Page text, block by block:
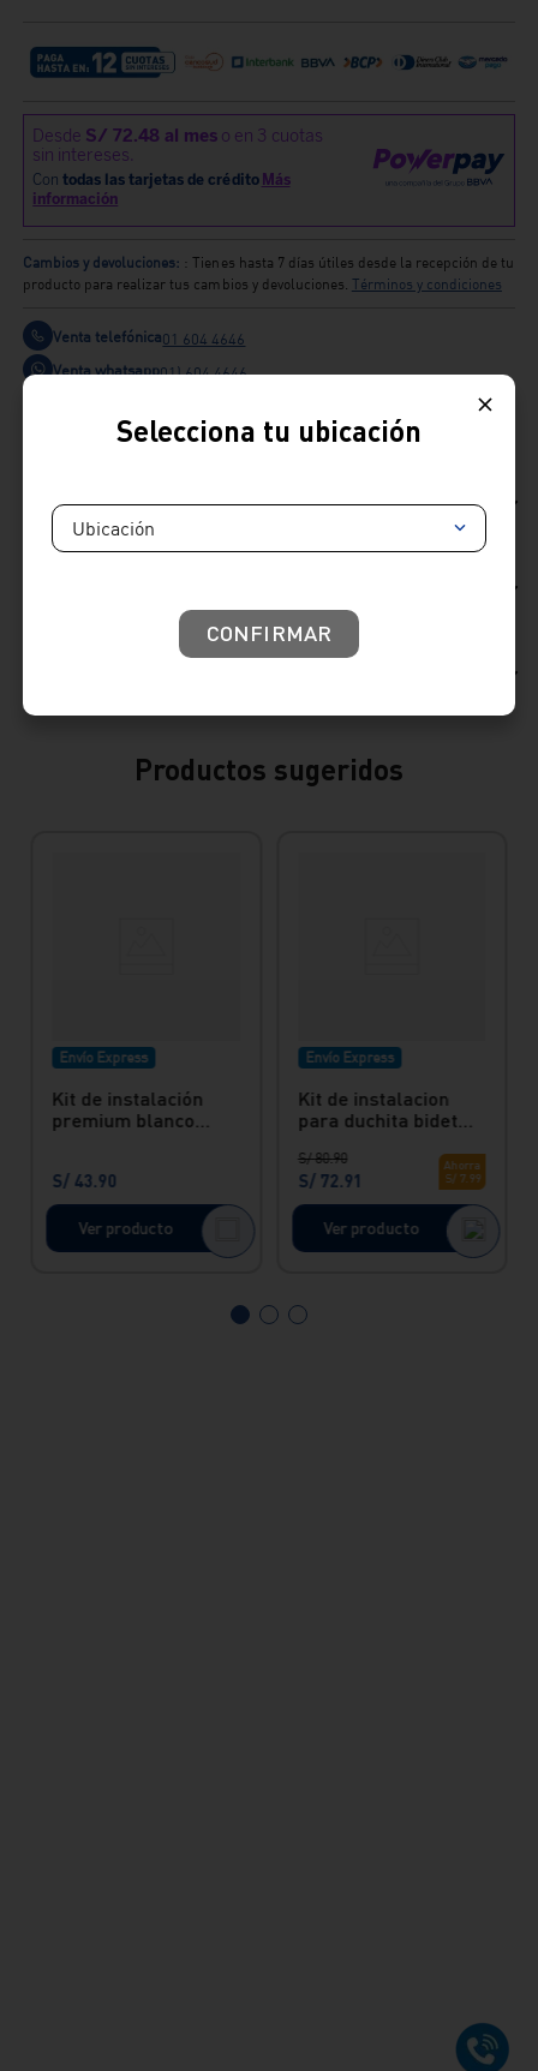
Cambios y devoluciones: : Tienes hasta 7 días útiles desde la recepción de tu
producto para realizar tus cambios y devoluciones. Términos y condiciones
Venta telefónica01 604 4646
Venta whatsapp01) 604 4646
Ficha Técnica
Productos sugeridos
Envío Express
Kit de instalación
premium blanco
S/ 43 90
Ver producto
Envío Express
Kit de instalacion
para duchita bidet
S/ 80.90
S/ 72 91
Ahorra
S/ 7. 99
Ver producto
Selecciona tu ubicación
Ubicación
CONFIRMAR